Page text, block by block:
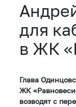
для
в ЖК
Глава
ЖК
возводят с